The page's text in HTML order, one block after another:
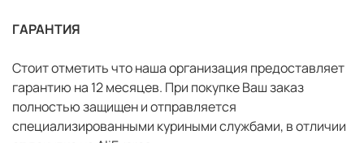
ГАРАНТИЯ
Стоит отметить что наша организация предоставляет
гарантию на 12 месяцев. При покупке Ваш заказ
полностью защищен и отправляется
специализированными куриными службами, в отличии